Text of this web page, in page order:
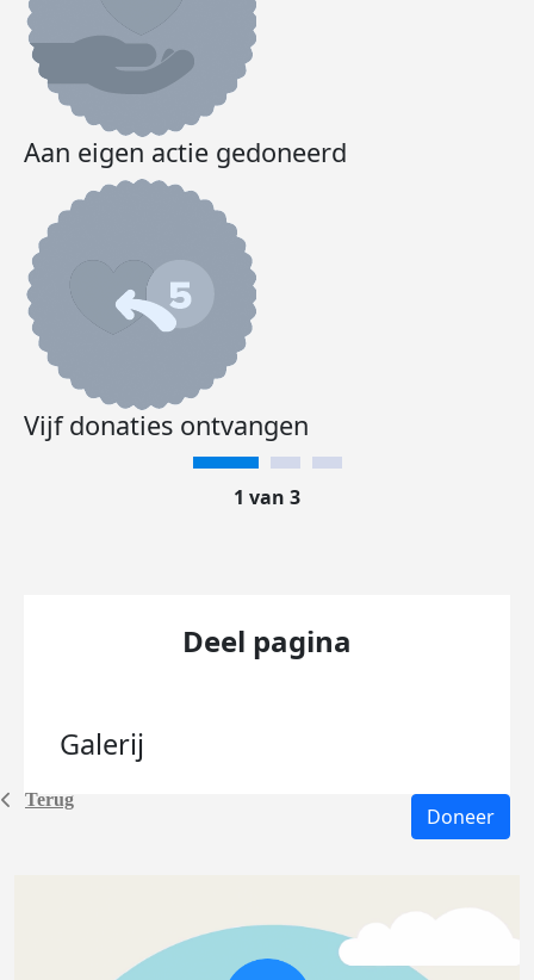
Terug
Aan eigen actie gedoneerd
Vijf donaties ontvangen
1 van 3
Deel pagina
Galerij
Doneer